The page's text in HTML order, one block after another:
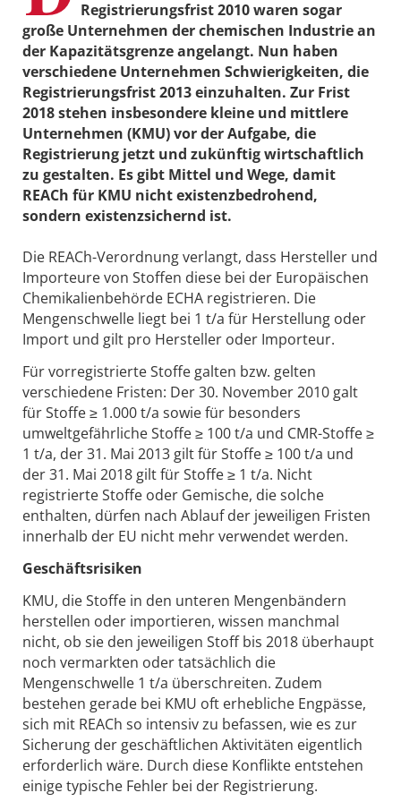
Registrierungsfrist 2010 waren sogar
große Unternehmen der chemischen Industrie an
der Kapazitätsgrenze angelangt. Nun haben
verschiedene Unternehmen Schwierigkeiten, die
Registrierungsfrist 2013 einzuhalten. Zur Frist
2018 stehen insbesondere kleine und mittlere
Unternehmen (KMU) vor der Aufgabe, die
Registrierung jetzt und zukünftig wirtschaftlich
zu gestalten. Es gibt Mittel und Wege, damit
REACh für KMU nicht existenzbedrohend,
sondern existenzsichernd ist.
Die REACh-Verordnung verlangt, dass Hersteller und
Importeure von Stoffen diese bei der Europäischen
Chemikalienbehörde ECHA registrieren. Die
Mengenschwelle liegt bei 1 t/a für Herstellung oder
Import und gilt pro Hersteller oder Importeur.
Für vorregistrierte Stoffe galten bzw. gelten
verschiedene Fristen: Der 30. November 2010 galt
für Stoffe ≥ 1.000 t/a sowie für besonders
umweltgefährliche Stoffe ≥ 100 t/a und CMR-Stoffe ≥
1 t/a, der 31. Mai 2013 gilt für Stoffe ≥ 100 t/a und
der 31. Mai 2018 gilt für Stoffe ≥ 1 t/a. Nicht
registrierte Stoffe oder Gemische, die solche
enthalten, dürfen nach Ablauf der jeweiligen Fristen
innerhalb der EU nicht mehr verwendet werden.
Geschäftsrisiken
KMU, die Stoffe in den unteren Mengenbändern
herstellen oder importieren, wissen manchmal
nicht, ob sie den jeweiligen Stoff bis 2018 überhaupt
noch vermarkten oder tatsächlich die
Mengenschwelle 1 t/a überschreiten. Zudem
bestehen gerade bei KMU oft erhebliche Engpässe,
sich mit REACh so intensiv zu befassen, wie es zur
Sicherung der geschäftlichen Aktivitäten eigentlich
erforderlich wäre. Durch diese Konflikte entstehen
einige typische Fehler bei der Registrierung.